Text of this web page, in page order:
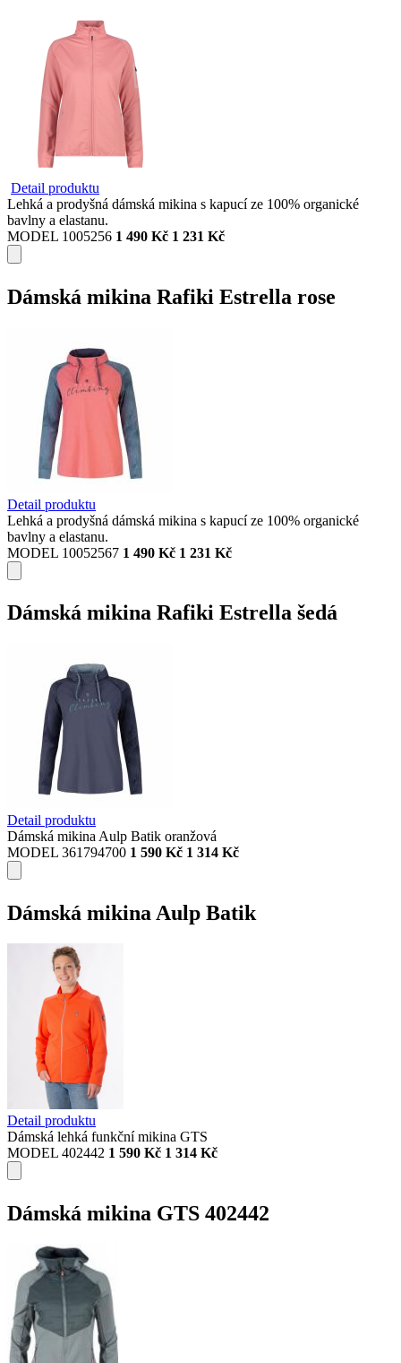
Detail produktu
Lehká a prodyšná dámská mikina s kapucí ze 100% organické
bavlny a elastanu.
MODEL 1005256 1 490 Kč 1 231 Kč
Dámská mikina Rafiki Estrella rose
Detail produktu
Lehká a prodyšná dámská mikina s kapucí ze 100% organické
bavlny a elastanu.
MODEL 10052567 1 490 Kč 1 231 Kč
Dámská mikina Rafiki Estrella šedá
Detail produktu
Dámská mikina Aulp Batik oranžová
MODEL 361794700 1 590 Kč 1 314 Kč
Dámská mikina Aulp Batik
Detail produktu
Dámská lehká funkční mikina GTS
MODEL 402442 1 590 Kč 1 314 Kč
Dámská mikina GTS 402442